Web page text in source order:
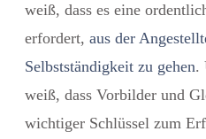
weiß, dass es eine
erfordert, aus der
Selbstständigkeit zu gehen.
weiß, dass Vorbilder und
wichtiger Schlüssel zum